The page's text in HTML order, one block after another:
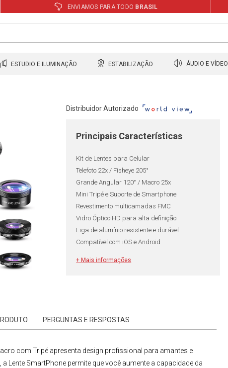
ENVIAMOS PARA TODO BRASIL
ESTUDIO E ILUMINAÇÃO ESTABILIZAÇÃO ÁUDIO E VÍDEO
Distribuidor Autorizado
Principais Características
Kit de Lentes para Celular
Telefoto 22x / Fisheye 205°
Grande Angular 120° / Macro 25x
Mini Tripé e Suporte de Smartphone
Revestimento multicamadas FMC
Vidro Óptico HD para alta definição
Liga de alumínio resistente e durável
Compatível com iOS e Android
+ Mais informações
PERGUNTAS E RESPOSTAS
com Tripé apresenta design profissional para amantes e
a
Lente SmartPhone permite que você aumente a capacidade da